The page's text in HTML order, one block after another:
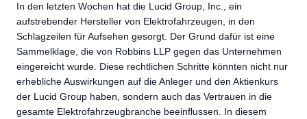
In den letzten Wochen hat die Lucid Group, Inc., ein
aufstrebender Hersteller von Elektrofahrzeugen, in den
Schlagzeilen für Aufsehen gesorgt. Der Grund dafür ist eine
Sammelklage, die von Robbins LLP gegen das Unternehmen
eingereicht wurde. Diese rechtlichen Schritte könnten nicht nur
erhebliche Auswirkungen auf die Anleger und den Aktienkurs
der Lucid Group haben, sondern auch das Vertrauen in die
gesamte Elektrofahrzeugbranche beeinflussen. In diesem